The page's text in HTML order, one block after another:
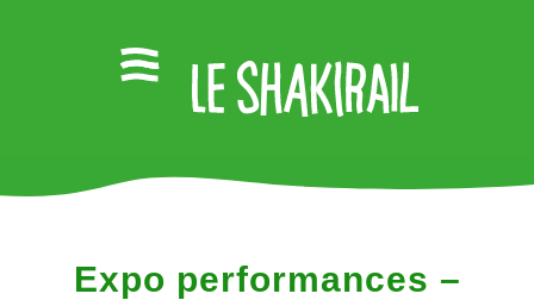
Expo performances –